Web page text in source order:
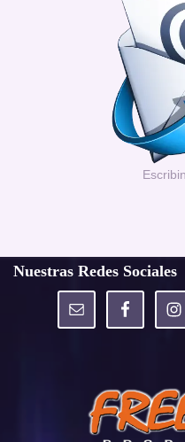
Nuestras Redes Sociales